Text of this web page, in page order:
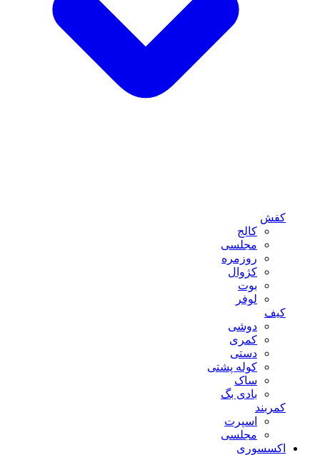
کفش
کالج
مجلسی
روزمره
کژوال
بوت
لوفر
کیف
دوشی
کمری
دستی
کوله پشتی
ساک
بادی بگ
کمربند
اسپرت
مجلسی
اکسسوری